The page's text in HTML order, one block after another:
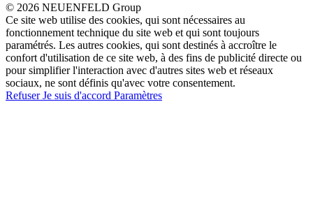
© 2026 NEUENFELD Group
Ce site web utilise des cookies, qui sont nécessaires au
fonctionnement technique du site web et qui sont toujours
paramétrés. Les autres cookies, qui sont destinés à accroître le
confort d'utilisation de ce site web, à des fins de publicité directe ou
pour simplifier l'interaction avec d'autres sites web et réseaux
sociaux, ne sont définis qu'avec votre consentement.
RefuserJe suis d'accord Paramètres